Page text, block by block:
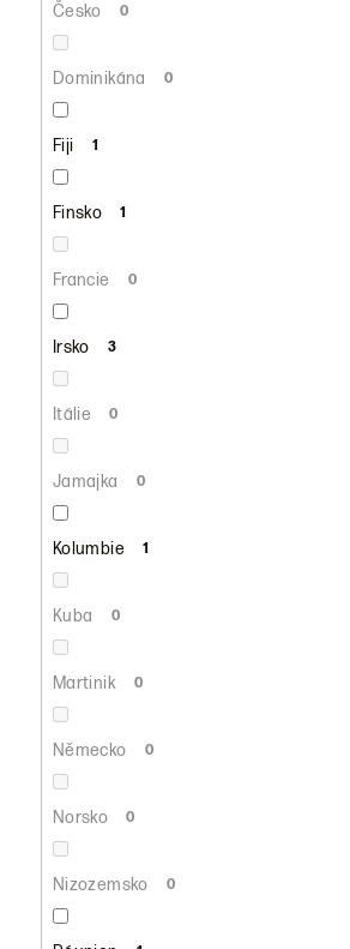
Česko 0
Dominikána 0
Fiji 1
Finsko 1
Francie 0
Irsko 3
Itálie 0
Jamajka 0
Kolumbie 1
Kuba 0
Martinik 0
Německo 0
Norsko 0
Nizozemsko 0